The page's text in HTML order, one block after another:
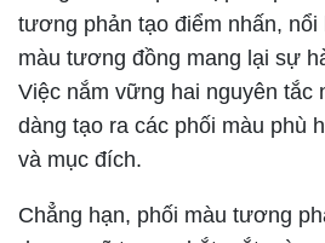
tương phản tạo điểm nhấn, nổi
màu tương đồng mang lại sự
Việc nắm vững hai nguyên tắc
dàng tạo ra các phối màu phù
và mục đích.
Chẳng hạn, phối màu tương